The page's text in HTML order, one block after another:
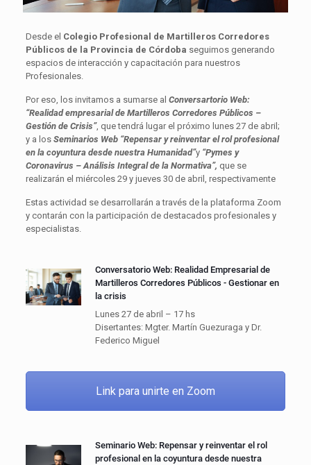
Desde el Colegio Profesional de Martilleros Corredores
Públicos de la Provincia de Córdoba seguimos generando
espacios de interacción y capacitación para nuestros
Profesionales.
Por eso, los invitamos a sumarse al Conversartorio Web:
“Realidad empresarial de Martilleros Corredores Públicos –
Gestión de Crisis”, que tendrá lugar el próximo lunes 27 de abril;
y a los Seminarios Web “Repensar y reinventar el rol profesional
en la coyuntura desde nuestra Humanidad”y “Pymes y
Coronavirus – Análisis Integral de la Normativa”, que se
realizarán el miércoles 29 y jueves 30 de abril, respectivamente
Estas actividad se desarrollarán a través de la plataforma Zoom
y contarán con la participación de destacados profesionales y
especialistas.
Conversatorio Web: Realidad Empresarial de
Martilleros Corredores Públicos - Gestionar en
la crisis
Lunes 27 de abril – 17 hs
Disertantes: Mgter. Martín Guezuraga y Dr.
Federico Miguel
Link para unirte en Zoom
Seminario Web: Repensar y reinventar el rol
profesional en la coyuntura desde nuestra